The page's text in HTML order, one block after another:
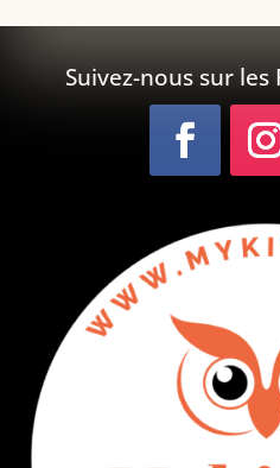
Suivez-nous sur les